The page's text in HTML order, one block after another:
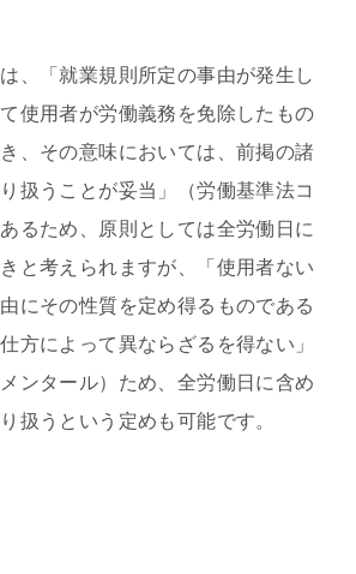
、「就業規則所定の事由が発生し
使用者が労働義務を免除したもの
、その意味においては、前掲の諸
扱うことが妥当」（労働基準法コ
るため、原則としては全労働日に
と考えられますが、「使用者ない
にその性質を定め得るものである
方によって異ならざるを得ない」
ンタール）ため、全労働日に含め
扱うという定めも可能です。